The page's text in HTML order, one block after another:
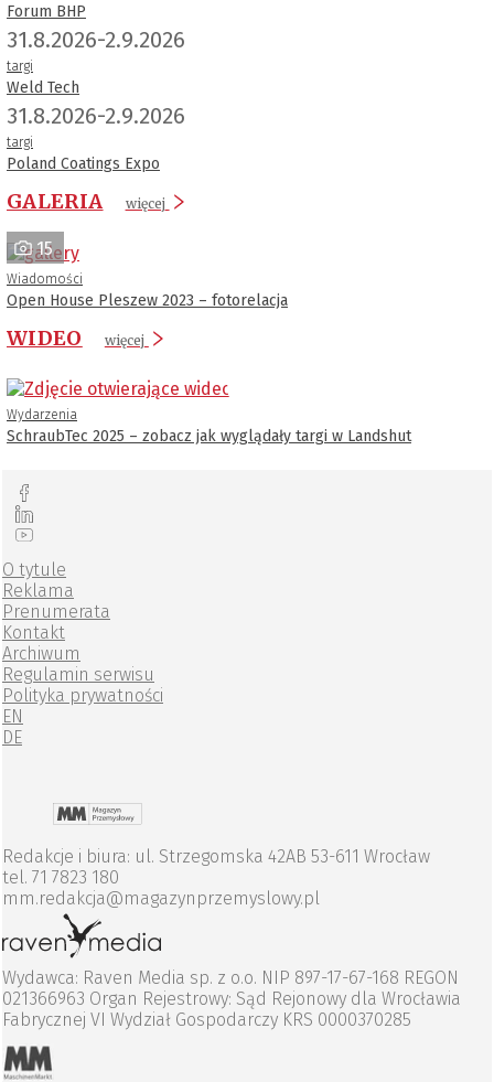
Forum BHP
31.8.2026-2.9.2026
targi
Weld Tech
31.8.2026-2.9.2026
targi
Poland Coatings Expo
GALERIA więcej
15
Wiadomości
Open House Pleszew 2023 – fotorelacja
WIDEO więcej
Wydarzenia
SchraubTec 2025 – zobacz jak wyglądały targi w Landshut
O tytule
Reklama
Prenumerata
Kontakt
Archiwum
Regulamin serwisu
Polityka prywatności
EN
DE
Redakcje i biura: ul. Strzegomska 42AB 53-611 Wrocław
tel. 71 7823 180
mm.redakcja@magazynprzemyslowy.pl
Wydawca: Raven Media sp. z o.o. NIP 897-17-67-168 REGON
021366963 Organ Rejestrowy: Sąd Rejonowy dla Wrocławia
Fabrycznej VI Wydział Gospodarczy KRS 0000370285